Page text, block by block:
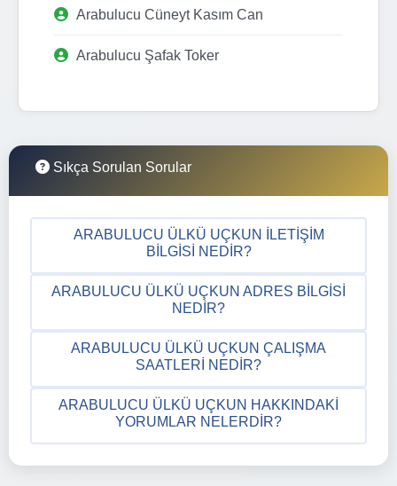
Arabulucu Cüneyt Kasım Can
Arabulucu Şafak Toker
Sıkça Sorulan Sorular
ARABULUCU ÜLKÜ UÇKUN İLETIŞIM
BILGISI NEDIR?
ARABULUCU ÜLKÜ UÇKUN ADRES BILGISI
NEDIR?
ARABULUCU ÜLKÜ UÇKUN ÇALIŞMA
SAATLERI NEDIR?
ARABULUCU ÜLKÜ UÇKUN HAKKINDAKI
YORUMLAR NELERDIR?